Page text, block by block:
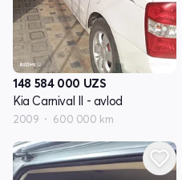
148 584 000 UZS
Kia Carnival II - avlod
2009 600 000 km